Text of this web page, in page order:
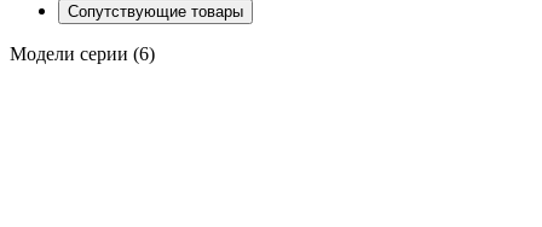
Сопутствующие товары
Модели серии (6)